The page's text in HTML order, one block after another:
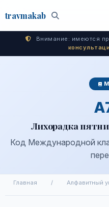
travmakab Поиск
Внимание: имеются
Лихорадка
Код Международной
Главная / Алфавитный